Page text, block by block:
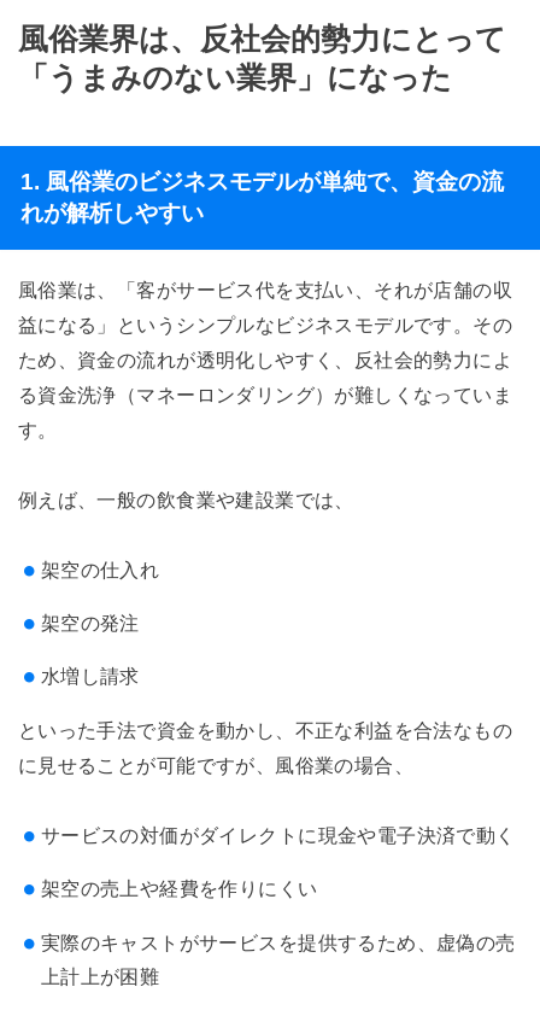
風俗業界は、反社会的勢力にとって
「うまみのない業界」になった
1. 風俗業のビジネスモデルが単純で、資金の流
れが解析しやすい
風俗業は、「客がサービス代を支払い、それが店舗の収
益になる」というシンプルなビジネスモデルです。その
ため、資金の流れが透明化しやすく、反社会的勢力によ
る資金洗浄（マネーロンダリング）が難しくなっていま
す。
例えば、一般の飲食業や建設業では、
架空の仕入れ
架空の発注
水増し請求
といった手法で資金を動かし、不正な利益を合法なもの
に見せることが可能ですが、風俗業の場合、
サービスの対価がダイレクトに現金や電子決済で動く
架空の売上や経費を作りにくい
実際のキャストがサービスを提供するため、虚偽の売
上計上が困難